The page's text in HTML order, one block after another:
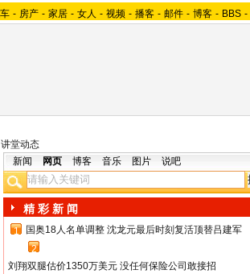
- 房产 - 家居 - 女人 - 视频 - 播客 - 邮件 - 博客 - BBS -
讲堂动态
新闻 网页 博客 音乐 图片 说吧
精 彩 新 闻
1
国奥18人名单调整 沈龙元最后时刻复活顶替吕建军
2
刘翔双腿估价1350万美元 没任何保险公司敢接招